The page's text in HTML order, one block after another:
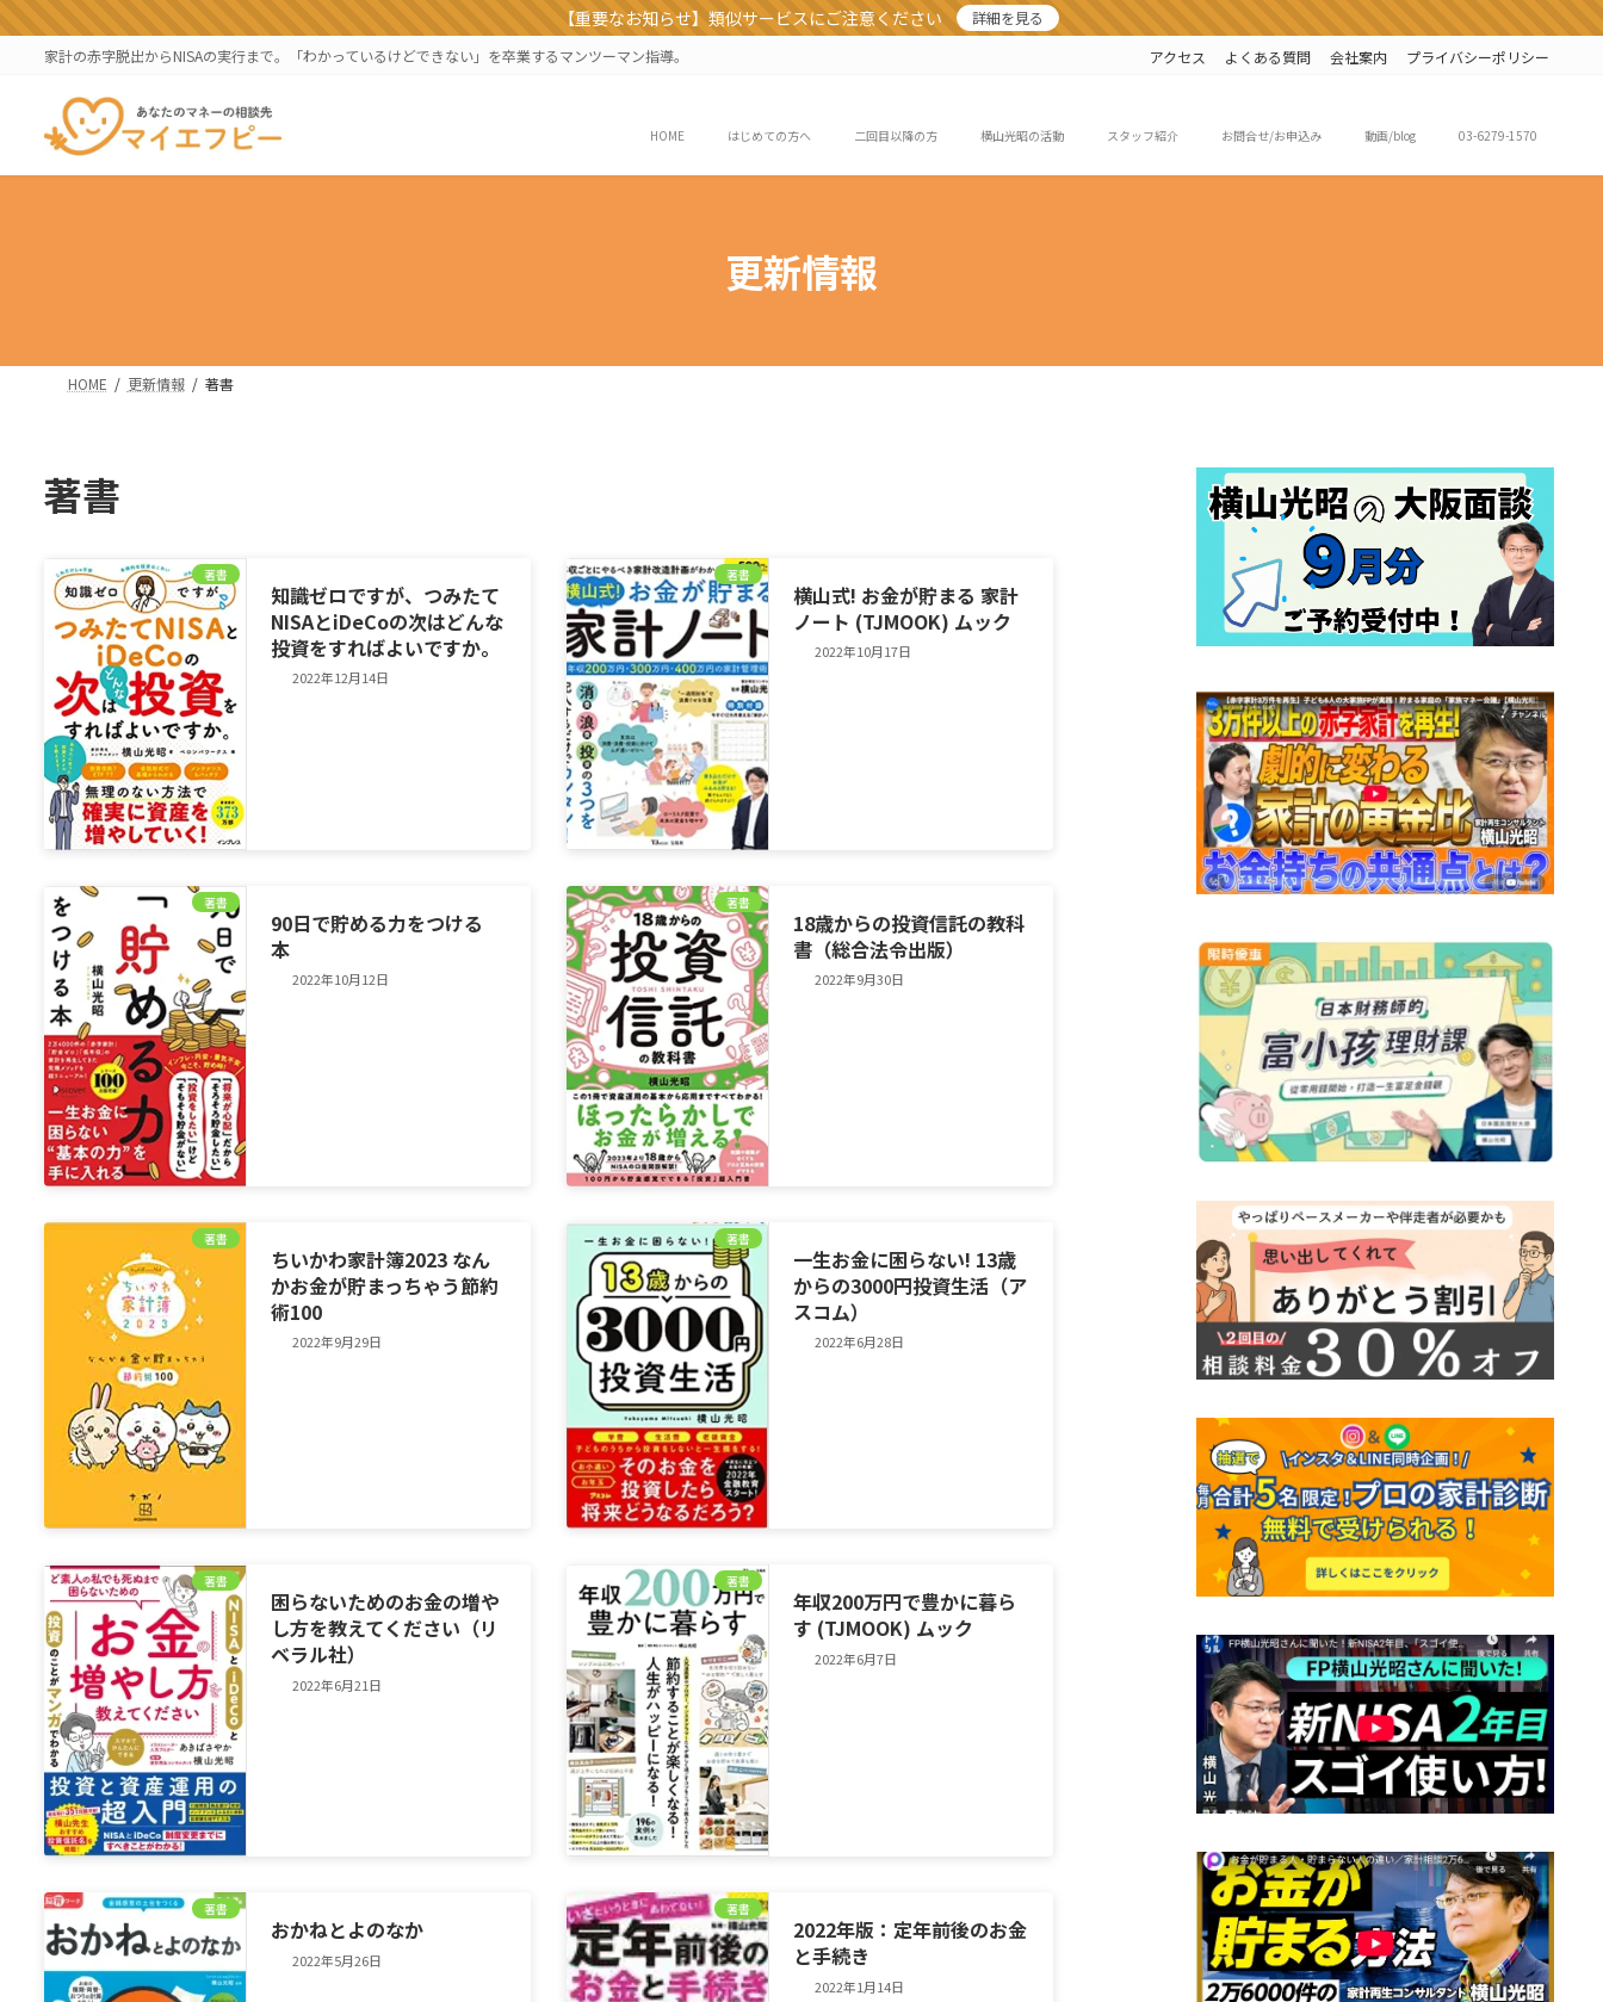
ン
ス
ビ
ン
【重要なお知らせ】類似サービスにご注意ください
詳細を見る
家計の赤字脱出からNISAの実行まで。「わかっているけどできない」を卒業するマンツーマン指導。
アクセス よくある質問 会社案内 プライバシーポリシー
HOME はじめての方へ 二回目以降の方 横山光昭の活動 スタッフ紹介 お問合せ/お申込み 動画/blog 03-6279-1570
更新情報
HOME 更新情報 著書
著書
著書
知識ゼロですが、つみたて
NISAとiDeCoの次はどんな
投資をすればよいですか。
2022年12月14日
著書
横山式! お金が貯まる 家計
ノート (TJMOOK) ムック
2022年10月17日
著書
90日で貯める力をつける
本
2022年10月12日
著書
18歳からの投資信託の教科
書（総合法令出版）
2022年9月30日
著書
ちいかわ家計簿2023 なん
かお金が貯まっちゃう節約
術100
2022年9月29日
著書
一生お金に困らない! 13歳
からの3000円投資生活（ア
スコム）
2022年6月28日
著書
困らないためのお金の増や
し方を教えてください（リ
ベラル社）
2022年6月21日
著書
年収200万円で豊かに暮ら
す (TJMOOK) ムック
2022年6月7日
著書
おかねとよのなか
2022年5月26日
著書
2022年版：定年前後のお金
と手続き
2022年1月14日